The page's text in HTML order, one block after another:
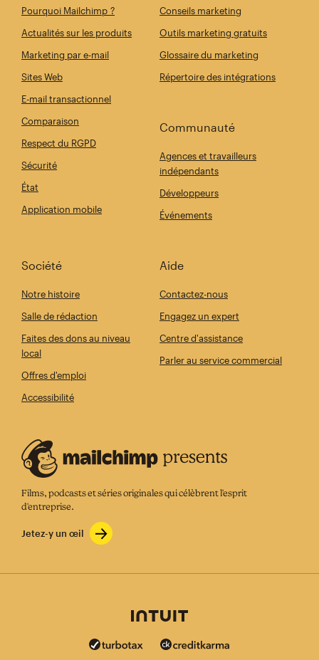
Pourquoi Mailchimp ?
Actualités sur les produits
Marketing par e-mail
Sites Web
E-mail transactionnel
Comparaison
Respect du RGPD
Sécurité
État
Application mobile
Conseils marketing
Outils marketing gratuits
Glossaire du marketing
Répertoire des intégrations
Communauté
Agences et travailleurs
indépendants
Développeurs
Événements
Société
Notre histoire
Salle de rédaction
Faites des dons au niveau
local
Offres d'emploi
Accessibilité
Aide
Contactez-nous
Engagez un expert
Centre d'assistance
Parler au service commercial
Films, podcasts et séries originales qui célèbrent l'esprit
d'entreprise.
Jetez-y un œil